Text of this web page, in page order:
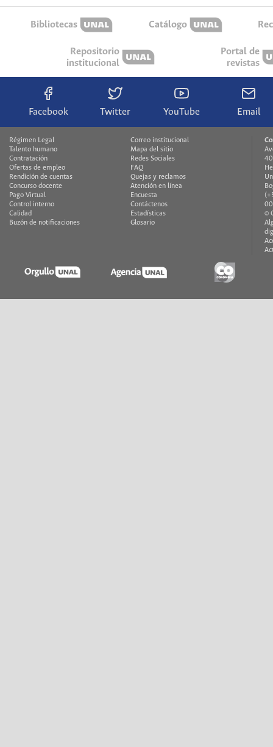
Bibliotecas Catálogo
Repositorio
institucional
Portal de
revistas
Facebook Twitter YouTube Email
Régimen Legal
Talento humano
Contratación
Ofertas de empleo
Rendición de cuentas
Concurso docente
Pago Virtual
Control interno
Calidad
Buzón de notificaciones
Correo institucional
Mapa del sitio
Redes Sociales
FAQ
Quejas y reclamos
Atención en línea
Encuesta
Contáctenos
Estadísticas
Glosario
©